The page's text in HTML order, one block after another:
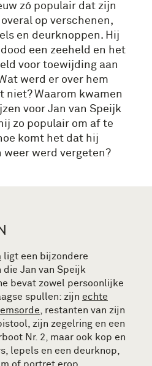
zó populair dat zijn
op verschenen,
en deurknoppen. Hij
een zeeheld en het
voor toewijding aan
werd er over hem
niet? Waarom kwamen
voor Jan van Speijk
zo populair om af te
komt het dat hij
werd vergeten?
ligt een bijzondere
Jan van Speijk
bevat zowel persoonlijke
spullen: zijn echte
, restanten van zijn
zijn zegelring en een
Nr. 2, maar ook kop en
lepels en een deurknop,
of portret erop.